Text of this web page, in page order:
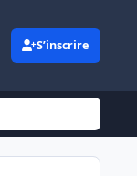
S’inscrire